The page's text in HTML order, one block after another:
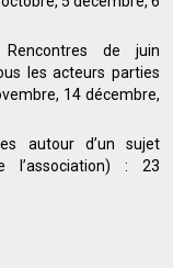
de juin
les acteurs parties
14 décembre,
autour d’un sujet
l’association) : 23